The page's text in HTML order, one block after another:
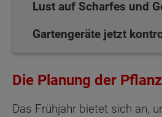
Lust auf Scharfes und
Gartengeräte jetzt
Die Planung der
Das Frühjahr bietet sich an,